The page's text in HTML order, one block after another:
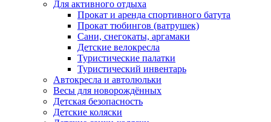
Для активного отдыха
Прокат и аренда спортивного батута
Прокат тюбингов (ватрушек)
Сани, снегокаты, аргамаки
Детские велокресла
Туристические палатки
Туристический инвентарь
Автокресла и автолюльки
Весы для новорождённых
Детская безопасность
Детские коляски